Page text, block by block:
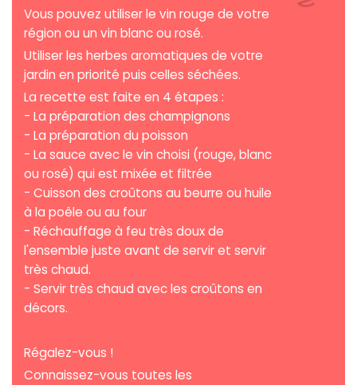
Vous pouvez utiliser le vin rouge de votre
région ou un vin blanc ou rosé.
Utiliser les herbes aromatiques de votre
jardin en priorité puis celles séchées.
La recette est faite en 4 étapes :
- La préparation des champignons
- La préparation du poisson
- La sauce avec le vin choisi (rouge, blanc
ou rosé) qui est mixée et filtrée
- Cuisson des croûtons au beurre ou huile
à la poêle ou au four
- Réchauffage à feu très doux de
l'ensemble juste avant de servir et servir
très chaud.
- Servir très chaud avec les croûtons en
décors.
Régalez-vous !
Connaissez-vous toutes les